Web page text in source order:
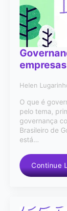
Helen
O que é
pelo tema,
governança
Brasileiro de
está…
Continue